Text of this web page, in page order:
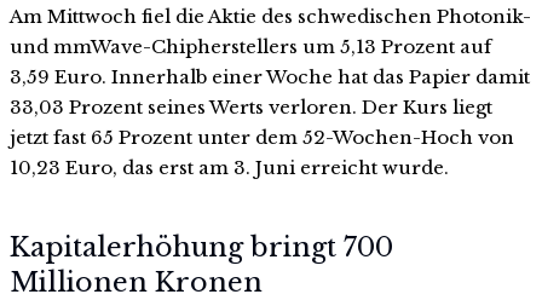
Am Mittwoch fiel die Aktie des schwedischen Photonik-
und mmWave-Chipherstellers um 5,13 Prozent auf
3,59 Euro. Innerhalb einer Woche hat das Papier damit
33,03 Prozent seines Werts verloren. Der Kurs liegt
jetzt fast 65 Prozent unter dem 52-Wochen-Hoch von
10,23 Euro, das erst am 3. Juni erreicht wurde.
Kapitalerhöhung bringt 700
Millionen Kronen